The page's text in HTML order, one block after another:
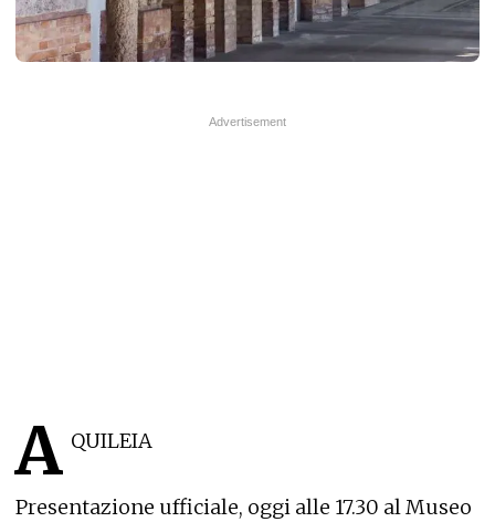
A QUILEIA
Presentazione ufficiale, oggi alle 17.30 al Museo